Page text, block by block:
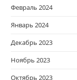
Февраль 2024
Январь 2024
Декабрь 2023
Ноябрь 2023
Октябрь 2023